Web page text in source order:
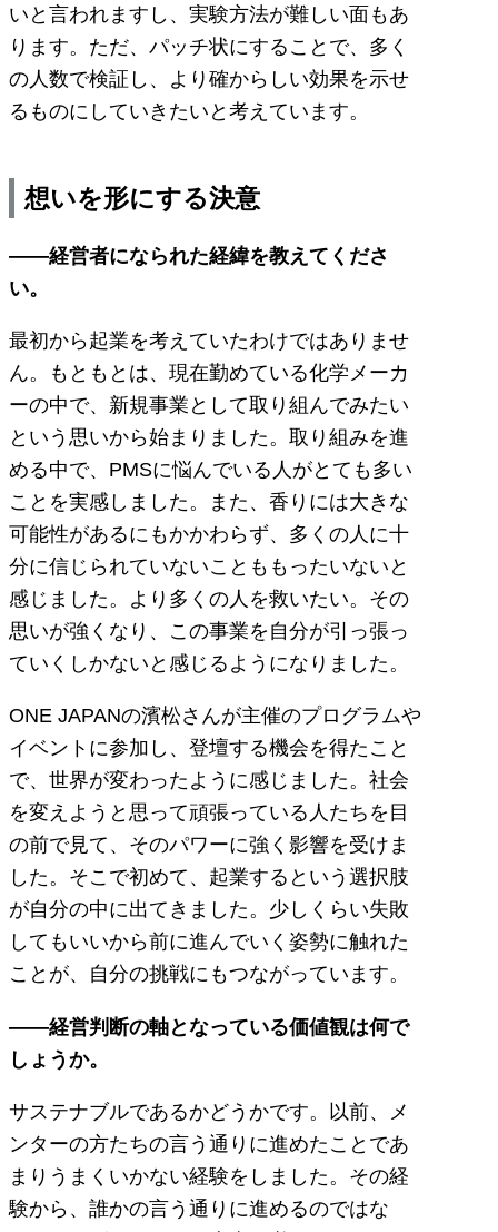
いと言われますし、実験方法が難しい面もあ
ります。ただ、パッチ状にすることで、多く
の人数で検証し、より確からしい効果を示せ
るものにしていきたいと考えています。
想いを形にする決意
――経営者になられた経緯を教えてくださ
い。
最初から起業を考えていたわけではありませ
ん。もともとは、現在勤めている化学メーカ
ーの中で、新規事業として取り組んでみたい
という思いから始まりました。取り組みを進
める中で、PMSに悩んでいる人がとても多い
ことを実感しました。また、香りには大きな
可能性があるにもかかわらず、多くの人に十
分に信じられていないことももったいないと
感じました。より多くの人を救いたい。その
思いが強くなり、この事業を自分が引っ張っ
ていくしかないと感じるようになりました。
ONE JAPANの濱松さんが主催のプログラムや
イベントに参加し、登壇する機会を得たこと
で、世界が変わったように感じました。社会
を変えようと思って頑張っている人たちを目
の前で見て、そのパワーに強く影響を受けま
した。そこで初めて、起業するという選択肢
が自分の中に出てきました。少しくらい失敗
してもいいから前に進んでいく姿勢に触れた
ことが、自分の挑戦にもつながっています。
――経営判断の軸となっている価値観は何で
しょうか。
サステナブルであるかどうかです。以前、メ
ンターの方たちの言う通りに進めたことであ
まりうまくいかない経験をしました。その経
験から、誰かの言う通りに進めるのではな